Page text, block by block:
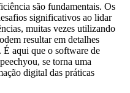
são fundamentais. Os
significativos ao lidar
muitas vezes utilizando
resultar em detalhes
É aqui que o software de
se torna uma
digital das práticas